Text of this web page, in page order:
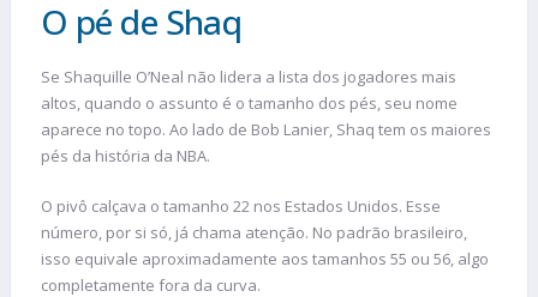
O pé de Shaq
Se Shaquille O’Neal não lidera a lista dos jogadores mais
altos, quando o assunto é o tamanho dos pés, seu nome
aparece no topo. Ao lado de Bob Lanier, Shaq tem os maiores
pés da história da NBA.
O pivô calçava o tamanho 22 nos Estados Unidos. Esse
número, por si só, já chama atenção. No padrão brasileiro,
isso equivale aproximadamente aos tamanhos 55 ou 56, algo
completamente fora da curva.